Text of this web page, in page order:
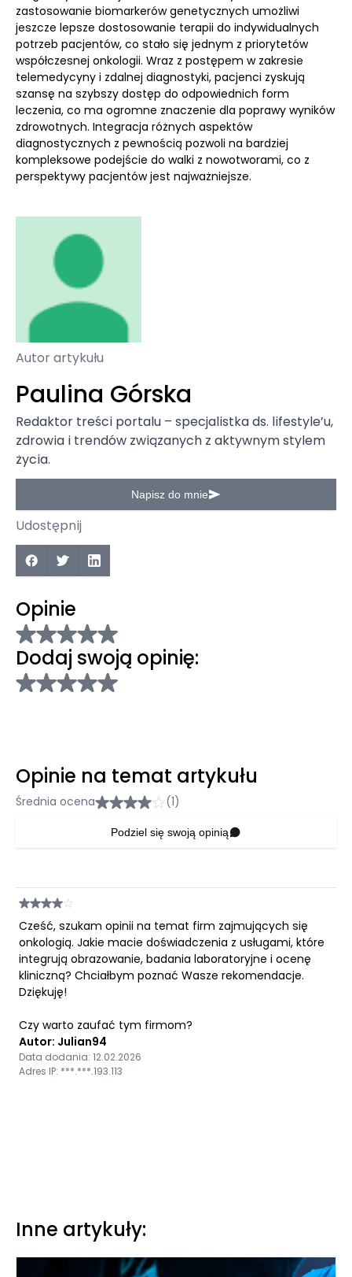
zastosowanie biomarkerów genetycznych umożliwi
jeszcze lepsze dostosowanie terapii do indywidualnych
potrzeb pacjentów, co stało się jednym z priorytetów
współczesnej onkologii. Wraz z postępem w zakresie
telemedycyny i zdalnej diagnostyki, pacjenci zyskują
szansę na szybszy dostęp do odpowiednich form
leczenia, co ma ogromne znaczenie dla poprawy wyników
zdrowotnych. Integracja różnych aspektów
diagnostycznych z pewnością pozwoli na bardziej
kompleksowe podejście do walki z nowotworami, co z
perspektywy pacjentów jest najważniejsze.
Autor artykułu
Paulina Górska
Redaktor treści portalu – specjalistka ds. lifestyle’u,
zdrowia i trendów związanych z aktywnym stylem
życia.
Napisz do mnie
Udostępnij
Opinie
Dodaj swoją opinię:
Opinie na temat artykułu
Średnia ocena (1)
Podziel się swoją opinią
Cześć, szukam opinii na temat firm zajmujących się
onkologią. Jakie macie doświadczenia z usługami, które
integrują obrazowanie, badania laboratoryjne i ocenę
kliniczną? Chciałbym poznać Wasze rekomendacje.
Dziękuję!
Czy warto zaufać tym firmom?
Autor: Julian94
Data dodania: 12.02.2026
Adres IP: ***.***.193.113
Inne artykuły: